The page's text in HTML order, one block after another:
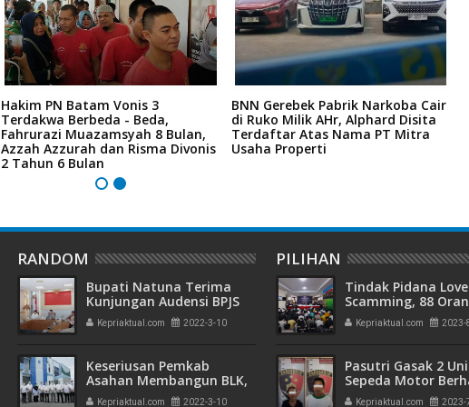
Hakim PN Batam Vonis 3
Terdakwa Berbeda - Beda,
Fahrurazi Muazamsyah 8 Bulan,
Azzah Azzurah dan Risma Divonis
2 Tahun 6 Bulan
BNN Gerebek Pabrik Narkoba Cair
di Ruko Milik AHr, Alphard Disita
Terdaftar Atas Nama PT Mitra
Usaha Properti
RANDOM
Bupati Natuna Terima
Kunjungan Audensi BPJS
Ketenagakerjaan Pusat
Kepriaktual.com 2022-3-10
Keseriusan Pemkab
Asahan Membangun BLK,
Bupati Asahan Berkunjung
Kepriaktual.com 2022-3-10
PILIHAN
Tindak Pidana Love
Scamming, 88
Pelaku Ditangkap
Kepri dan Polisi
Kepriaktual.com 2023-
Pasutri Gasak 2
Sepeda Motor
Ringkus Polisi
Kepriaktual.com 2023-